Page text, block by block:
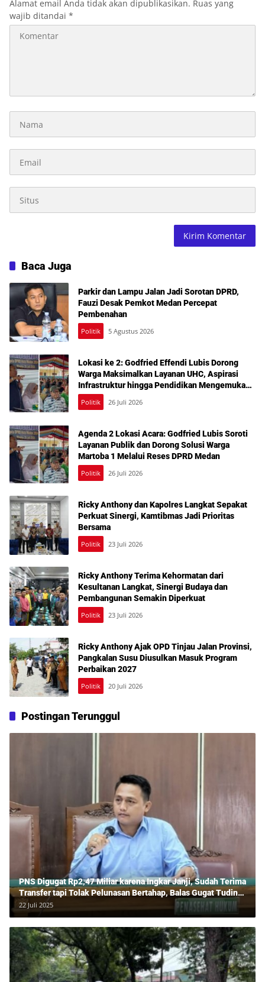
Alamat email Anda tidak akan dipublikasikan. Ruas yang
wajib ditandai *
Baca Juga
Parkir dan Lampu Jalan Jadi Sorotan DPRD,
Fauzi Desak Pemkot Medan Percepat
Pembenahan
Politik 5 Agustus 2026
Lokasi ke 2: Godfried Effendi Lubis Dorong
Warga Maksimalkan Layanan UHC, Aspirasi
Infrastruktur hingga Pendidikan Mengemuka
dalam Reses Medan Amplas
Politik 26 Juli 2026
Agenda 2 Lokasi Acara: Godfried Lubis Soroti
Layanan Publik dan Dorong Solusi Warga
Martoba 1 Melalui Reses DPRD Medan
Politik 26 Juli 2026
Ricky Anthony dan Kapolres Langkat Sepakat
Perkuat Sinergi, Kamtibmas Jadi Prioritas
Bersama
Politik 23 Juli 2026
Ricky Anthony Terima Kehormatan dari
Kesultanan Langkat, Sinergi Budaya dan
Pembangunan Semakin Diperkuat
Politik 23 Juli 2026
Ricky Anthony Ajak OPD Tinjau Jalan Provinsi,
Pangkalan Susu Diusulkan Masuk Program
Perbaikan 2027
Politik 20 Juli 2026
Postingan Terunggul
PNS Digugat Rp2,47 Miliar karena Ingkar Janji, Sudah Terima
Transfer tapi Tolak Pelunasan Bertahap, Balas Gugat Tuding
Lawan Tipu Rp850 Juta
22 Juli 2025